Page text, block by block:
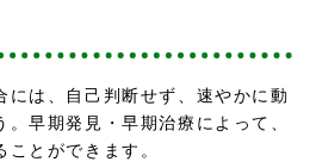
には、自己判断せず、速やかに動
早期発見・早期治療によって、
とができます。